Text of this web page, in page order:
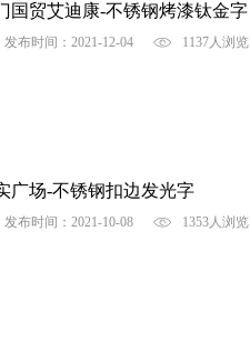
国贸艾迪康-不锈钢烤漆钛金字
发布时间：2021-12-04 1137人浏览
广场-不锈钢扣边发光字
发布时间：2021-10-08 1353人浏览